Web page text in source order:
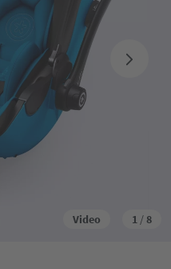
Video 1 /8